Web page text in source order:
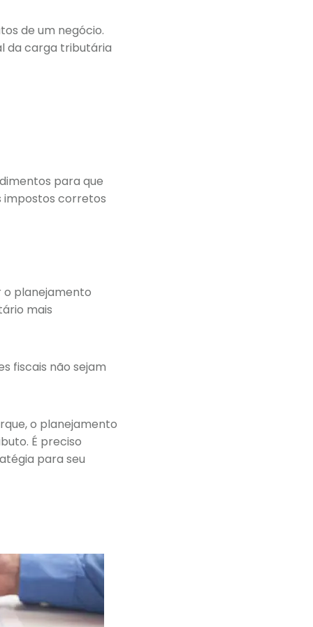
de um negócio.
da carga tributária
para que
impostos corretos
planejamento
mais
fiscais não sejam
o planejamento
É preciso
para seu